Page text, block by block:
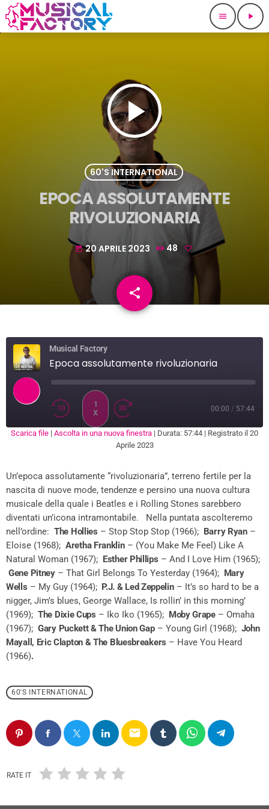
menu play_arrow
play_arrow
60'S INTERNATIONAL
EPOCA ASSOLUTAMENTE
RIVOLUZIONARIA
today 20 APRILE 2023 48
share
email
Musical Factory
Epoca assolutamente rivoluzionaria
1
X
00:00 / 57:44
LINK
EMBED
Scarica file | Ascolta in una nuova finestra | Durata: 57:44 | Registrato il 20
Aprile 2023
Un’epoca assolutamente “rivoluzionaria”, terreno fertile per la
nascita di nuove mode, tendenze e persino una nuova cultura
musicale della quale i Beatles e i Rolling Stones sarebbero
diventati un’icona intramontabile. Nella puntata ascolteremo
nell’ordine: The Hollies – Stop Stop Stop (1966); Barry Ryan–
Eloise (1968); Aretha Franklin– (You Make Me Feel) Like A
Natural Woman (1967); Esther Phillips – And I Love Him (1965);
Gene Pitney– That Girl Belongs To Yesterday (1964); Mary
Wells – My Guy (1964); P.J. & Led Zeppelin– It’s so hard to be a
nigger, Jim’s blues, George Wallace, Is rollin’ in this morning’
(1969); The Dixie Cups – Iko Iko (1965); Moby Grape– Omaha
(1967); Gary Puckett & The Union Gap– Young Girl (1968); John
Mayall, Eric Clapton & The Bluesbreakers – Have You Heard
(1966).
60'S INTERNATIONAL
email
RATE IT